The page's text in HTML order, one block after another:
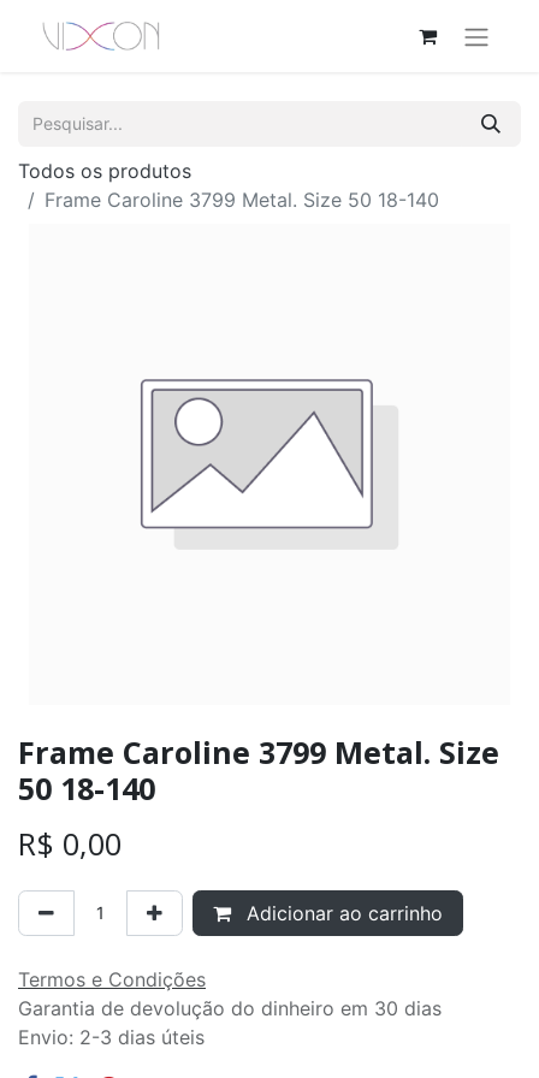
Todos os produtos
Frame Caroline 3799 Metal. Size 50 18-140
Frame Caroline 3799 Metal. Size
50 18-140
R$ 0,00
Adicionar ao carrinho
Termos e Condições
Garantia de devolução do dinheiro em 30 dias
Envio: 2-3 dias úteis